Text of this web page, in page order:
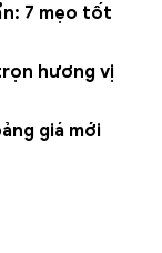
7 mẹo tốt
hương vị
giá mới